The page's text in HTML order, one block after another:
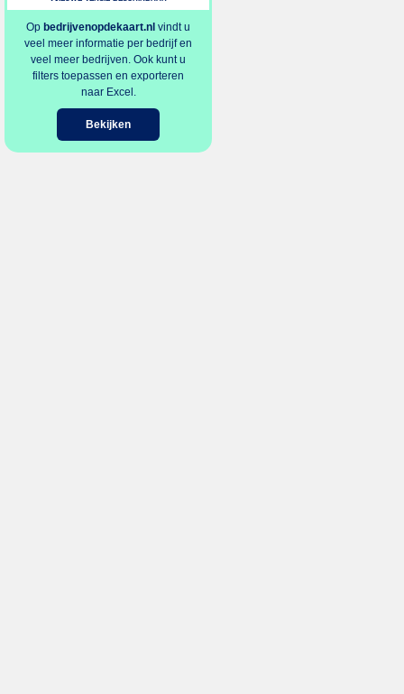
Op bedrijvenopdekaart.nl vindt u
veel meer informatie per bedrijf en
veel meer bedrijven. Ook kunt u
filters toepassen en exporteren
naar Excel.
Bekijken